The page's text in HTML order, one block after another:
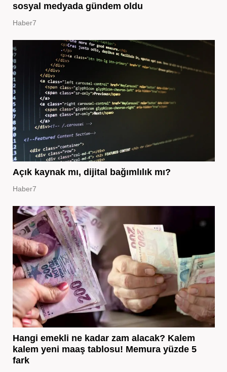
sosyal medyada gündem oldu
Haber7
Açık kaynak mı, dijital bağımlılık mı?
Haber7
Hangi emekli ne kadar zam alacak? Kalem
kalem yeni maaş tablosu! Memura yüzde 5
fark